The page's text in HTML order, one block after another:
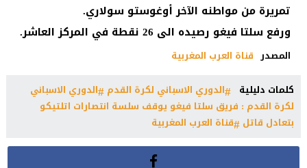
تمريرة من مواطنه الآخر أوغوستو سولاري.
ورفع سلتا فيغو رصيده الى 26 نقطة في المركز العاشر.
المصدر قناة العرب المغربية
كلمات دليلية
الدوري الاسباني لكرة القدم الدوري الاسباني
لكرة القدم : فريق سلتا فيغو يوقف سلسة انتصارات اتلتيكو
بتعادل قاتل قناة العرب المغربية